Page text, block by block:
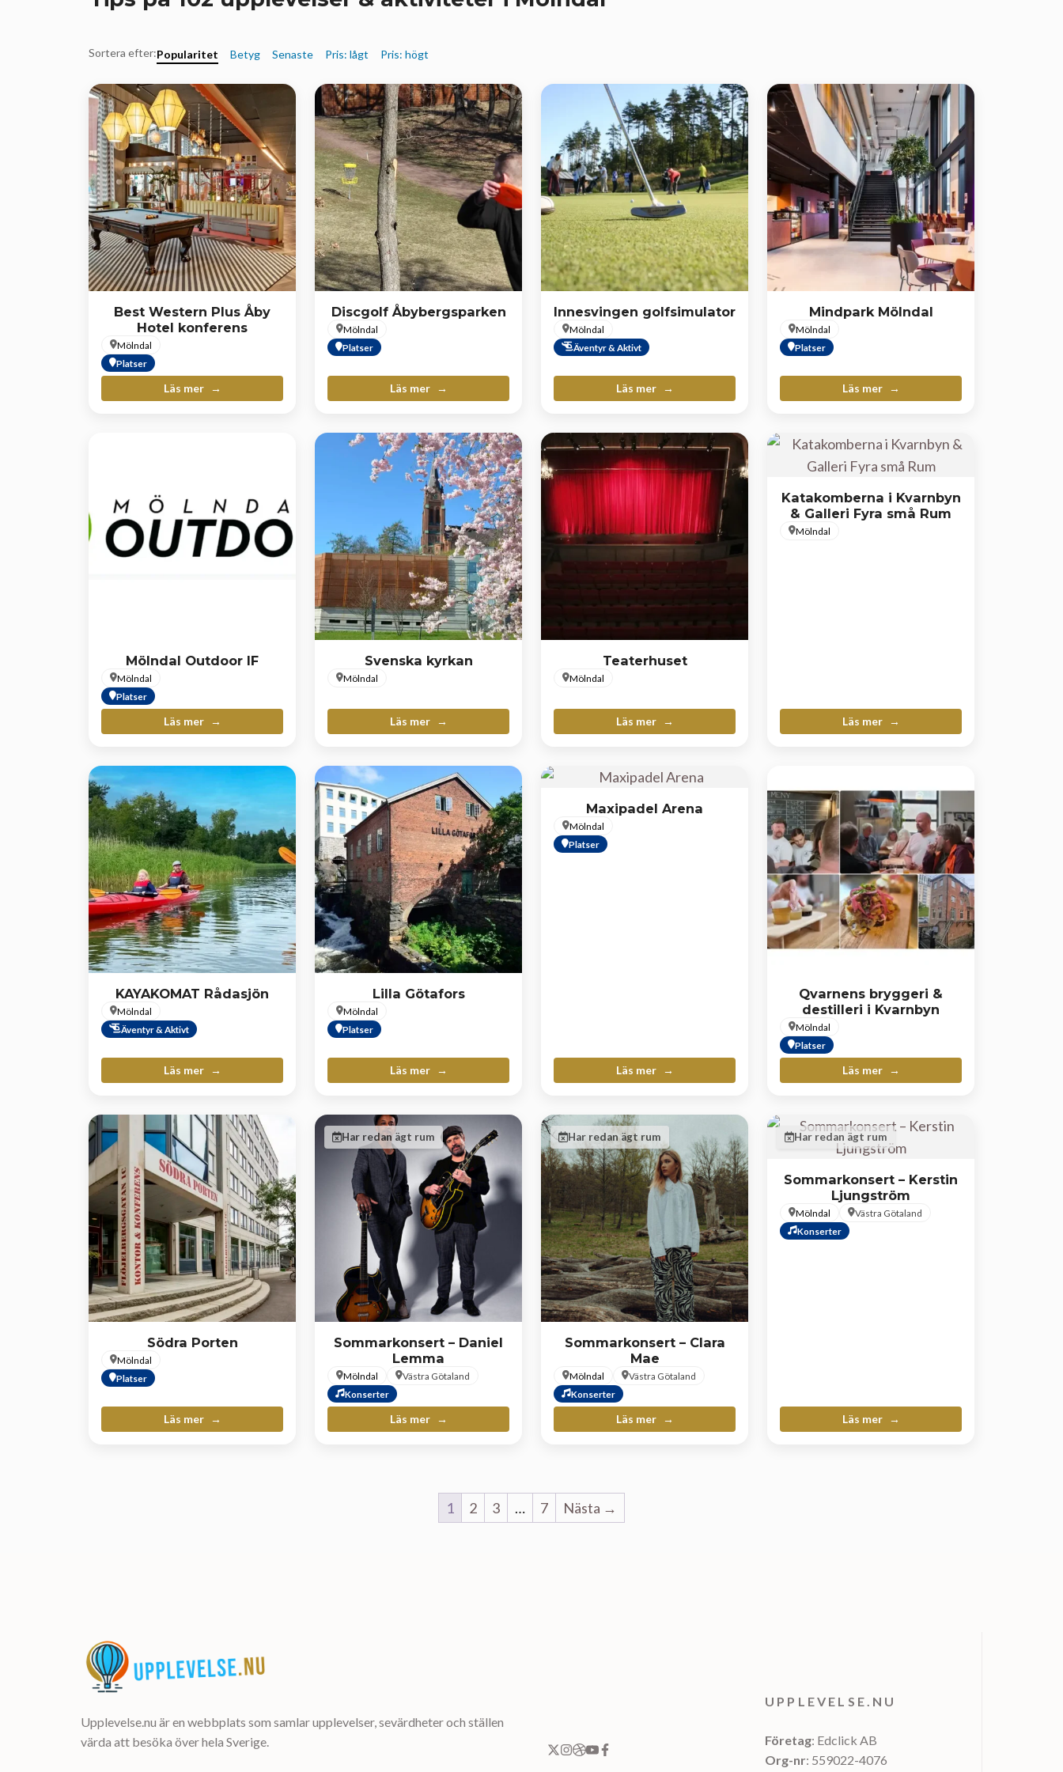
Sortera efter:Popularitet Betyg Senaste Pris: lågt Pris: högt
Best Western Plus Åby
Hotel konferens
Mölndal
Platser
Läs mer
Discgolf Åbybergsparken
Mölndal
Platser
Läs mer
Innesvingen golfsimulator
Mölndal
Äventyr & Aktivt
Läs mer
Mindpark Mölndal
Mölndal
Platser
Läs mer
Mölndal Outdoor IF
Mölndal
Platser
Läs mer
Svenska kyrkan
Mölndal
Läs mer
Teaterhuset
Mölndal
Läs mer
Katakomberna i Kvarnbyn
& Galleri Fyra små Rum
Mölndal
Läs mer
KAYAKOMAT Rådasjön
Mölndal
Äventyr & Aktivt
Läs mer
Lilla Götafors
Mölndal
Platser
Läs mer
Maxipadel Arena
Mölndal
Platser
Läs mer
Qvarnens bryggeri &
destilleri i Kvarnbyn
Mölndal
Platser
Läs mer
Södra Porten
Mölndal
Platser
Läs mer
Har redan ägt rum
Sommarkonsert – Daniel
Lemma
Mölndal
Västra Götaland
Konserter
Läs mer
Har redan ägt rum
Sommarkonsert – Clara
Mae
Mölndal
Västra Götaland
Konserter
Läs mer
Har redan ägt rum
Sommarkonsert – Kerstin
Ljungström
Mölndal
Västra Götaland
Konserter
Läs mer
1 2 3 … 7 Nästa →
Upplevelse.nu är en webbplats som samlar upplevelser, sevärdheter och ställen
värda att besöka över hela Sverige.
UPPLEVELSE.NU
Företag: Edclick AB
Org-nr: 559022-4076